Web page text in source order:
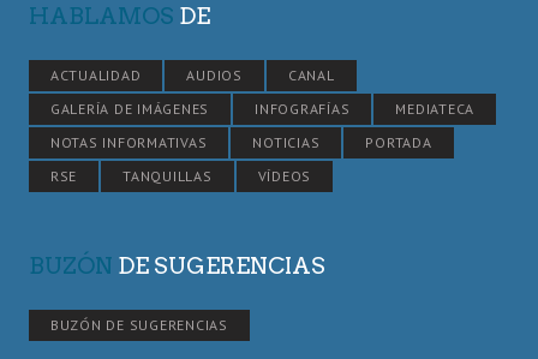
HABLAMOS DE
ACTUALIDAD AUDIOS
CANAL
GALERÍA DE IMÁGENES
INFOGRAFÍAS
MEDIATECA
NOTAS INFORMATIVAS
NOTICIAS
PORTADA
RSE
TANQUILLAS VÍDEOS
BUZÓN DE SUGERENCIAS
BUZÓN DE SUGERENCIAS